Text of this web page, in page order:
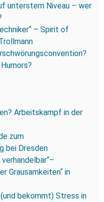
unterstem Niveau – wer
– Spirit of
Arbeitskampf in der
zum
bei Dresden
Grausamkeiten“ in
bekommt) Stress in